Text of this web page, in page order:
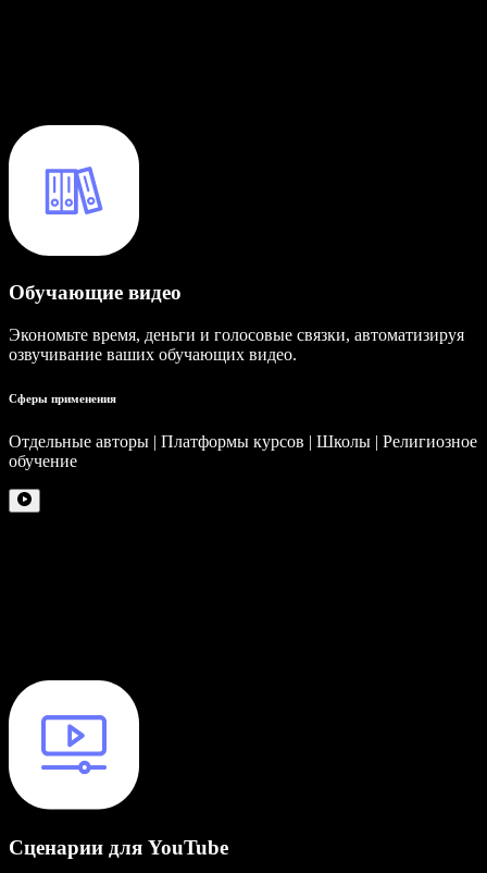
Обучающие видео
Экономьте время, деньги и голосовые связки, автоматизируя
озвучивание ваших обучающих видео.
Сферы применения
Отдельные авторы | Платформы курсов | Школы | Религиозное
обучение
Сценарии для YouTube